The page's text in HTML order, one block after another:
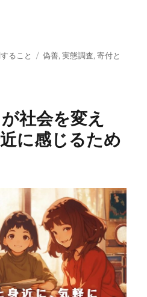
声も。【街頭募金】詐欺に遭
ること
タ
偽善,実態調査,寄付と
社会を変え
に感じるため